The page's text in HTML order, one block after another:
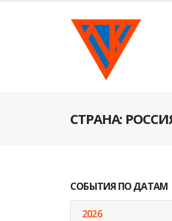
CТРАНА:
СОБЫТИЯ ПО ДАТАМ
2026